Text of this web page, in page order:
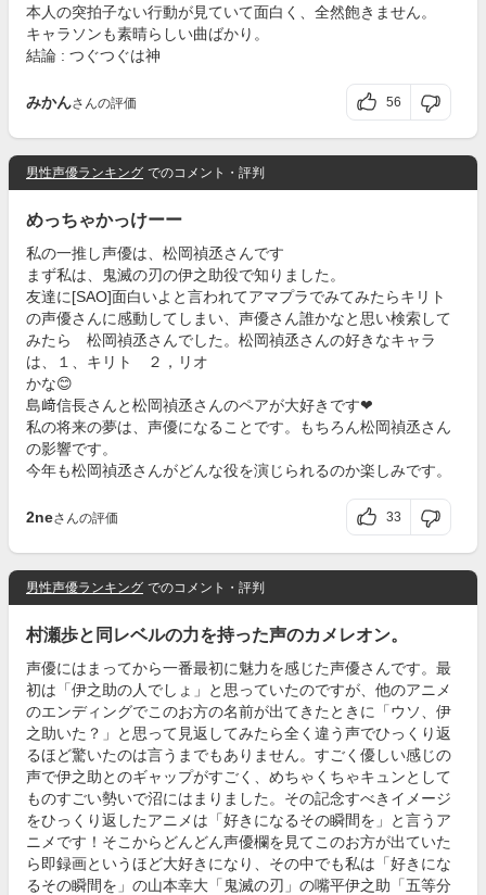
本人の突拍子ない行動が見ていて面白く、全然飽きません。
キャラソンも素晴らしい曲ばかり。
結論 : つぐつぐは神
みかんさんの評価 56
男性声優ランキング でのコメント・評判
めっちゃかっけーー
私の一推し声優は、松岡禎丞さんです
まず私は、鬼滅の刃の伊之助役で知りました。
友達に[SAO]面白いよと言われてアマプラでみてみたらキリト
の声優さんに感動してしまい、声優さん誰かなと思い検索して
みたら 松岡禎丞さんでした。松岡禎丞さんの好きなキャラ
は、１、キリト ２，リオ
かな😊
島﨑信長さんと松岡禎丞さんのペアが大好きです❤
私の将来の夢は、声優になることです。もちろん松岡禎丞さん
の影響です。
今年も松岡禎丞さんがどんな役を演じられるのか楽しみです。
2neさんの評価 33
男性声優ランキング でのコメント・評判
村瀬歩と同レベルの力を持った声のカメレオン。
声優にはまってから一番最初に魅力を感じた声優さんです。最
初は「伊之助の人でしょ」と思っていたのですが、他のアニメ
のエンディングでこのお方の名前が出てきたときに「ウソ、伊
之助いた？」と思って見返してみたら全く違う声でひっくり返
るほど驚いたのは言うまでもありません。すごく優しい感じの
声で伊之助とのギャップがすごく、めちゃくちゃキュンとして
ものすごい勢いで沼にはまりました。その記念すべきイメージ
をひっくり返したアニメは「好きになるその瞬間を」と言うア
ニメです！そこからどんどん声優欄を見てこのお方が出ていた
ら即録画というほど大好きになり、その中でも私は「好きにな
るその瞬間を」の山本幸大「鬼滅の刃」の嘴平伊之助「五等分